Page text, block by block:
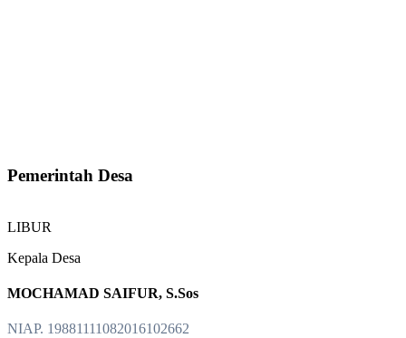
Pemerintah Desa
LIBUR
Kepala Desa
MOCHAMAD SAIFUR, S.Sos
NIAP. 19881111082016102662